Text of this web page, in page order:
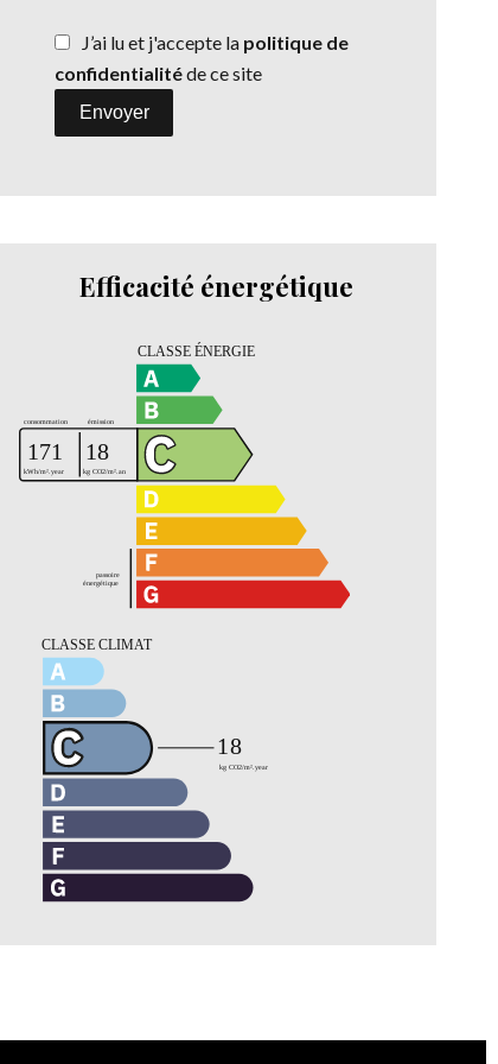
J’ai lu et j'accepte la politique de
confidentialitéde ce site
Envoyer
Efficacité énergétique